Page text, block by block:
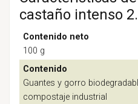
castaño intenso
Contenido neto
100 g
Contenido
Guantes y gorro
compostaje industrial